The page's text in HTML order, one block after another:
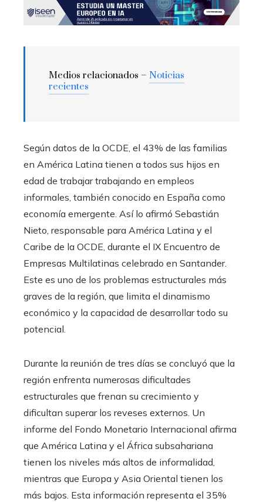
Medios relacionados – Noticias
recientes
Según datos de la OCDE, el 43% de las familias
en América Latina tienen a todos sus hijos en
edad de trabajar trabajando en empleos
informales, también conocido en España como
economía emergente. Así lo afirmó Sebastián
Nieto, responsable para América Latina y el
Caribe de la OCDE, durante el IX Encuentro de
Empresas Multilatinas celebrado en Santander.
Este es uno de los problemas estructurales más
graves de la región, que limita el dinamismo
económico y la capacidad de desarrollar todo su
potencial.
Durante la reunión de tres días se concluyó que la
región enfrenta numerosas dificultades
estructurales que frenan su crecimiento y
dificultan superar los reveses externos. Un
informe del Fondo Monetario Internacional afirma
que América Latina y el África subsahariana
tienen los niveles más altos de informalidad,
mientras que Europa y Asia Oriental tienen los
más bajos. Esta información representa el 35%